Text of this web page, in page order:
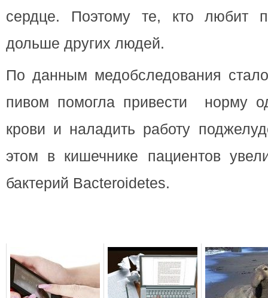
сердце. Поэтому те, кто любит
дольше других людей.
По данным медобследования
пивом помогла привести норму
крови и наладить работу
этом в кишечнике пациентов
бактерий Bacteroidetes.